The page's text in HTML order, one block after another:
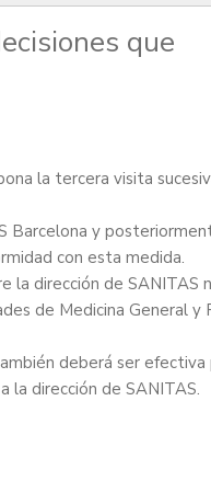
que
la tercera visita
Barcelona y
con esta medida.
la dirección de SANITAS
de Medicina General y
deberá ser efectiva
la dirección de SANITAS.